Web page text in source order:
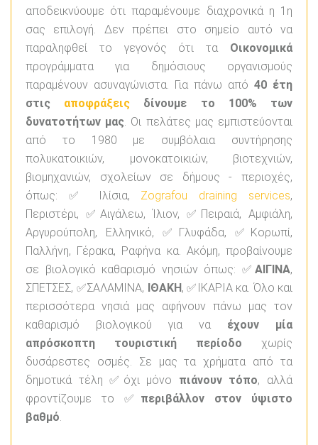
αποδεικνύουμε ότι παραμένουμε διαχρονικά η 1η
σας επιλογή. Δεν πρέπει στο σημείο αυτό να
παραληφθεί το γεγονός ότι τα Οικονομικά
προγράμματα για δημόσιους οργανισμούς
παραμένουν ασυναγώνιστα. Για πάνω από 40 έτη
στις αποφράξεις δίνουμε το 100% των
δυνατοτήτων μας . Οι πελάτες μας εμπιστεύονται
από το 1980 με συμβόλαια συντήρησης
πολυκατοικιών, μονοκατοικιών, βιοτεχνιών,
βιομηχανιών, σχολείων σε δήμους - περιοχές,
όπως: ✅ Ιλίσια, Zografou draining services,
Περιστέρι, ✅Αιγάλεω, Ίλιον, ✅Πειραιά, Αμφιάλη,
Αργυρούπολη, Ελληνικό, ✅Γλυφάδα, ✅Κορωπί,
Παλλήνη, Γέρακα, Ραφήνα κα. Ακόμη, προβαίνουμε
σε βιολογικό καθαρισμό νησιών όπως: ✅ ΑΙΓΙΝΑ,
ΣΠΕΤΣΕΣ, ✅ΣΑΛΑΜΙΝΑ, ΙΘΑΚΗ, ✅ΙΚΑΡΙΑ κα. Όλο και
περισσότερα νησιά μας αφήνουν πάνω μας τον
καθαρισμό βιολογικού για να έχουν μία
απρόσκοπτη τουριστική περίοδο χωρίς
δυσάρεστες οσμές. Σε μας τα χρήματα από τα
δημοτικά τέλη ✅όχι μόνο πιάνουν τόπο, αλλά
φροντίζουμε το ✅ περιβάλλον στον ύψιστο
βαθμό